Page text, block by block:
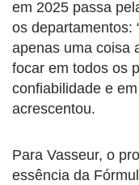
em 2025 passa
os departamentos:
apenas uma coisa
focar em todos os
confiabilidade e
acrescentou.
Para Vasseur, o
essência da